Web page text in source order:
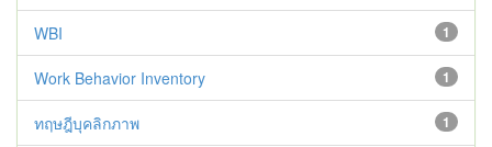
1
WBI
1
Work Behavior Inventory
1
ทฤษฎีบุคลิกภาพ